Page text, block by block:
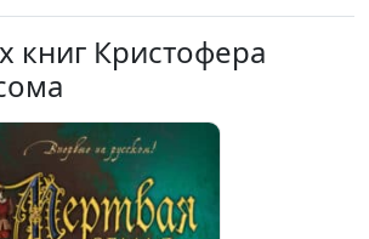
книг Кристофера